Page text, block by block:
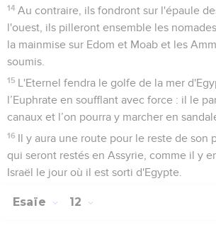
14 Au contraire, ils fondront sur l'épaule
l'ouest, ils pilleront ensemble les
la mainmise sur Edom et Moab et les
soumis.
15 L'Eternel fendra le golfe de la mer
l’Euphrate en soufflant avec force : il le
canaux et l’on pourra y marcher en
16 Il y aura une route pour le reste de son
qui seront restés en Assyrie, comme il y
Israël le jour où il est sorti d'Egypte.
Esaïe 12